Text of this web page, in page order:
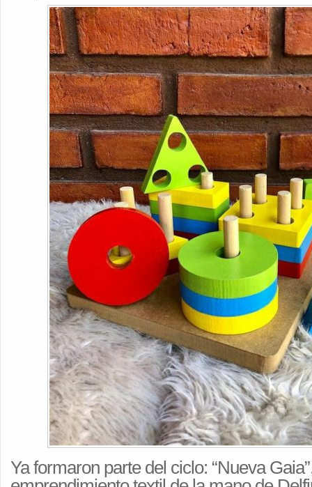
Ya formaron parte del ciclo: “Nueva